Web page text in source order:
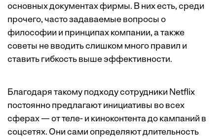
основных документах фирмы. В них есть, среди
прочего, часто задаваемые вопросы о
философии и принципах компании, а также
советы не вводить слишком много правил и
ставить гибкость выше эффективности.
Благодаря такому подходу сотрудники Netflix
постоянно предлагают инициативы во всех
сферах — от теле- и киноконтента до кампаний в
соцсетях. Они сами определяют длительность